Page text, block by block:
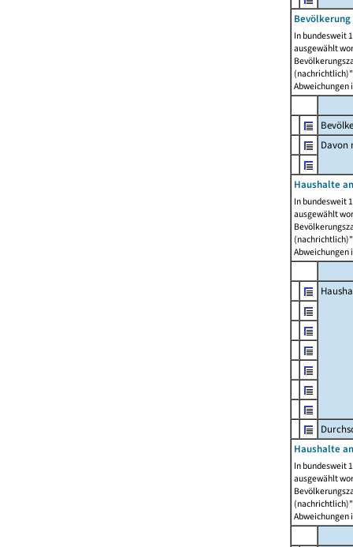
In bundesweit
ausgewählt
Abweichungen
Davon
Haushalte
In bundesweit
ausgewählt
Abweichungen
Haushalte
In bundesweit
ausgewählt
Abweichungen